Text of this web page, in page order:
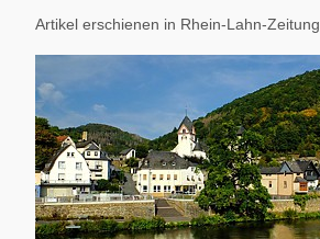
Artikel erschienen in Rhein-Lahn-Zeitung